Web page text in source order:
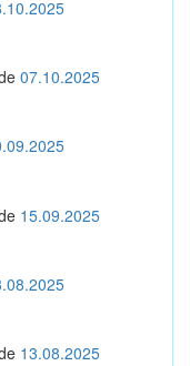
07.10.2025
15.09.2025
13.08.2025